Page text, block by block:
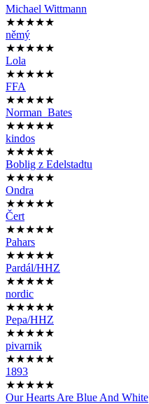
Michael Wittmann
★★★★★
němý
★★★★★
Lola
★★★★★
FFA
★★★★★
Norman_Bates
★★★★★
kindos
★★★★★
Boblig z Edelstadtu
★★★★★
Ondra
★★★★★
Čert
★★★★★
Pahars
★★★★★
Pardál/HHZ
★★★★★
nordic
★★★★★
Pepa/HHZ
★★★★★
pivarnik
★★★★★
1893
★★★★★
Our Hearts Are Blue And White